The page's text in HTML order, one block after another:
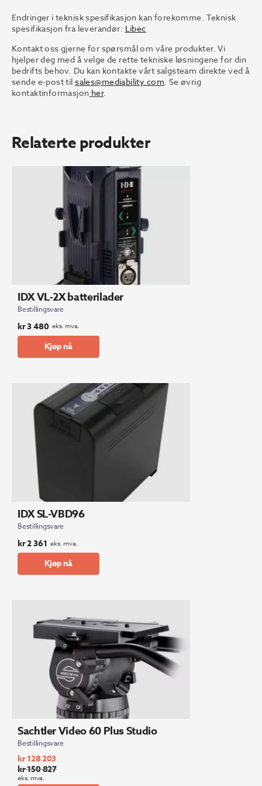
Endringer i teknisk spesifikasjon kan forekomme. Teknisk
spesifikasjon fra leverandør: Libec
Kontakt oss gjerne for spørsmål om våre produkter. Vi
hjelper deg med å velge de rette tekniske løsningene for din
bedrifts behov. Du kan kontakte vårt salgsteam direkte ved å
sende e-post tilsales@mediability.com . Se øvrig
kontaktinformasjon her.
Relaterte produkter
IDX VL-2X batterilader
Bestillingsvare
kr3 480 eks. mva.
Kjøp nå
IDX SL-VBD96
Bestillingsvare
kr2 361 eks. mva.
Kjøp nå
Sachtler Video 60 Plus Studio
Bestillingsvare
kr150 827
Opprinnelig
kr128 203
Nåværende
eks. mva.